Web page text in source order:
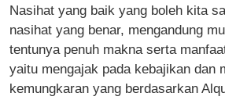
Nasihat yang baik yang boleh kita
nasihat yang benar, mengandung
tentunya penuh makna serta
yaitu mengajak pada kebajikan dan
kemungkaran yang berdasarkan